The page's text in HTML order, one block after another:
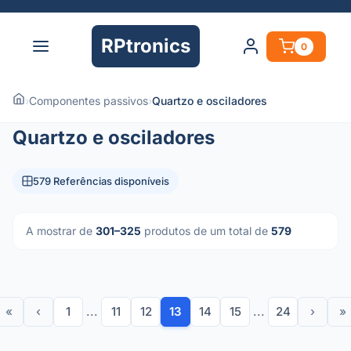
RPtronics 0
›Componentes passivos›Quartzo e osciladores
Quartzo e osciladores
579 Referências disponíveis
A mostrar de 301–325 produtos de um total de 579
« ‹ 1 ... 11 12 13 14 15 ... 24 › »